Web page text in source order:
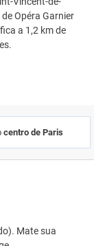
Opéra Garnier
a 1,2 km de
centro de Paris
Mate sua